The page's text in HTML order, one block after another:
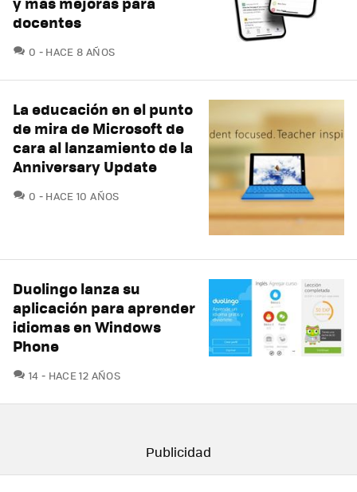
docentes
0 COMENTARIOS
HACE 8 AÑOS
La educación en el punto
de mira de Microsoft de
cara al lanzamiento de la
Anniversary Update
0 COMENTARIOS
HACE 10 AÑOS
Duolingo lanza su
aplicación para aprender
idiomas en Windows
Phone
14 COMENTARIOS
HACE 12 AÑOS